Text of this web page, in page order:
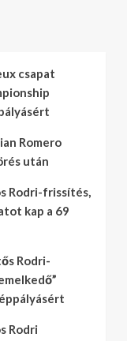
csapat
Romero
után
Rodri-frissítés,
kap a 69
Rodri-
Rodri